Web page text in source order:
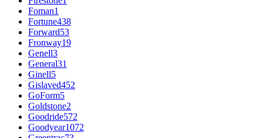
Foman1
Fortune438
Forward53
Fronway19
Genell3
General31
Ginell5
Gislaved452
GoForm5
Goldstone2
Goodride572
Goodyear1072